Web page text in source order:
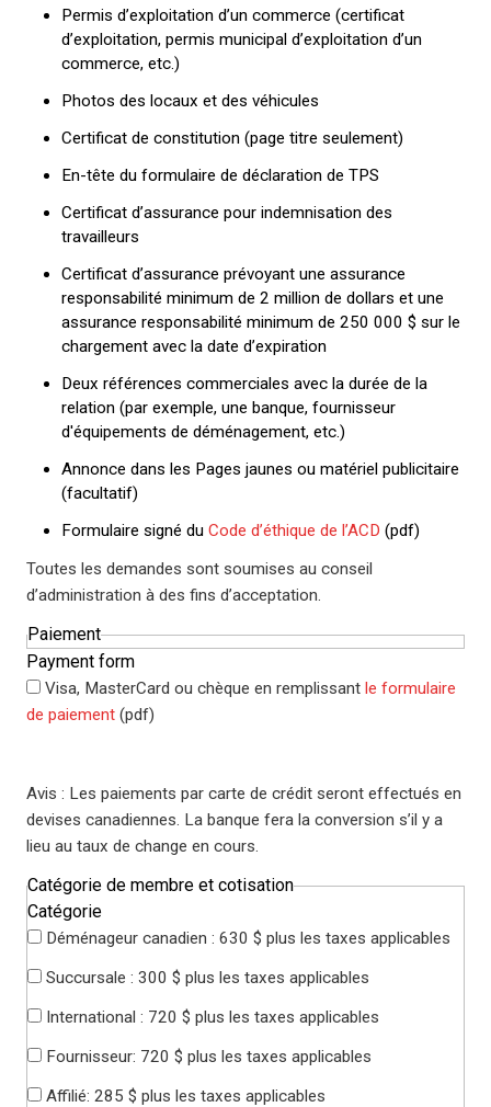
Permis d’exploitation d’un commerce (certificat
d’exploitation, permis municipal d’exploitation d’un
commerce, etc.)
Photos des locaux et des véhicules
Certificat de constitution (page titre seulement)
En-tête du formulaire de déclaration de TPS
Certificat d’assurance pour indemnisation des
travailleurs
Certificat d’assurance prévoyant une assurance
responsabilité minimum de 2 million de dollars et une
assurance responsabilité minimum de 250 000 $ sur le
chargement avec la date d’expiration
Deux références commerciales avec la durée de la
relation (par exemple, une banque, fournisseur
d'équipements de déménagement, etc.)
Annonce dans les Pages jaunes ou matériel publicitaire
(facultatif)
Formulaire signé du Code d’éthique de l’ACD (pdf)
Toutes les demandes sont soumises au conseil
d’administration à des fins d’acceptation.
Paiement
Payment form
Visa, MasterCard ou chèque en remplissant le formulaire
de paiement (pdf)
Avis : Les paiements par carte de crédit seront effectués en
devises canadiennes. La banque fera la conversion s’il y a
lieu au taux de change en cours.
Catégorie de membre et cotisation
Catégorie
Déménageur canadien : 630 $ plus les taxes applicables
Succursale : 300 $ plus les taxes applicables
International : 720 $ plus les taxes applicables
Fournisseur: 720 $ plus les taxes applicables
Affilié: 285 $ plus les taxes applicables